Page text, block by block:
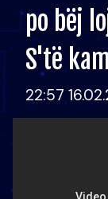
po bëj
S'të
22:57